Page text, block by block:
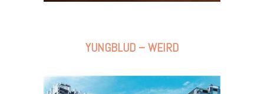
YUNGBLUD – WEIRD